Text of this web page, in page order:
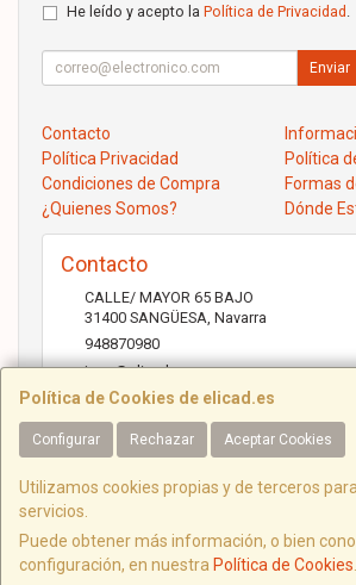
Política de Cookies de elicad.es
Configurar Rechazar Aceptar Cookies
Utilizamos cookies propias y de terceros
servicios.
Puede obtener más información, o bien
configuración, en nuestra Política de Cookies
He leído y acepto la Política de Privacidad
Enviar
Contacto
Política Privacidad
Política
Condiciones de Compra
Formas
¿Quienes Somos?
Dónde
Contacto
CALLE/ MAYOR 65 BAJO
31400 SANGÜESA Navarra
948870980
jose@elicad.com
Horario
Lunes a Viernes 9:30 a 20:00 Sábados
C/ Mayor, 65, 31400, Navarra, España. - C.I.F.: